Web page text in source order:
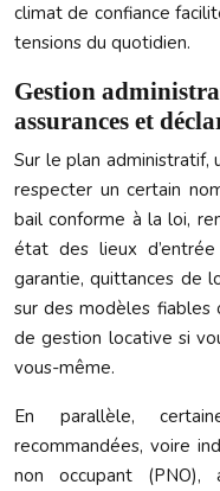
climat de confiance
tensions du quotidien.
Gestion
assurances et
Sur le plan administratif,
respecter un certain
bail conforme à la loi,
état des lieux
garantie, quittances de
sur des modèles fiables
de gestion locative si
vous-même.
En parallèle,
recommandées, voire
non occupant (PNO),